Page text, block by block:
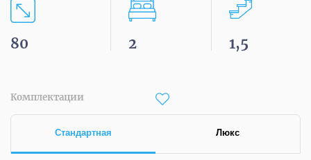
80 2 1,5
Комплектации
Стандартная Люкс